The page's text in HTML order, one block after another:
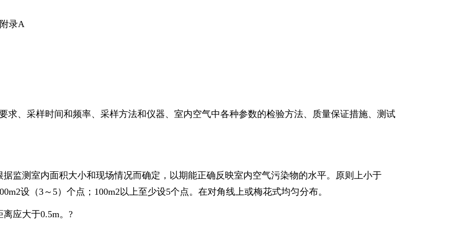
录A
采样时间和频率、采样方法和仪器、室内空气中各种参数的检验方法、质量保证措施、测试
测室内面积大小和现场情况而确定，以期能正确反映室内空气污染物的水平。原则上小于
设（3～5）个点；100m2以上至少设5个点。在对角线上或梅花式均匀分布。
应大于0.5m。?